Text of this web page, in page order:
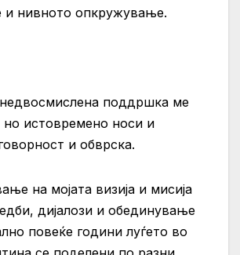
и нивното опкружување.
поддршка ме
но истовремено носи и
и обврска.
на мојата визија и мисија
дијалози и обединување
повеќе години луѓето во